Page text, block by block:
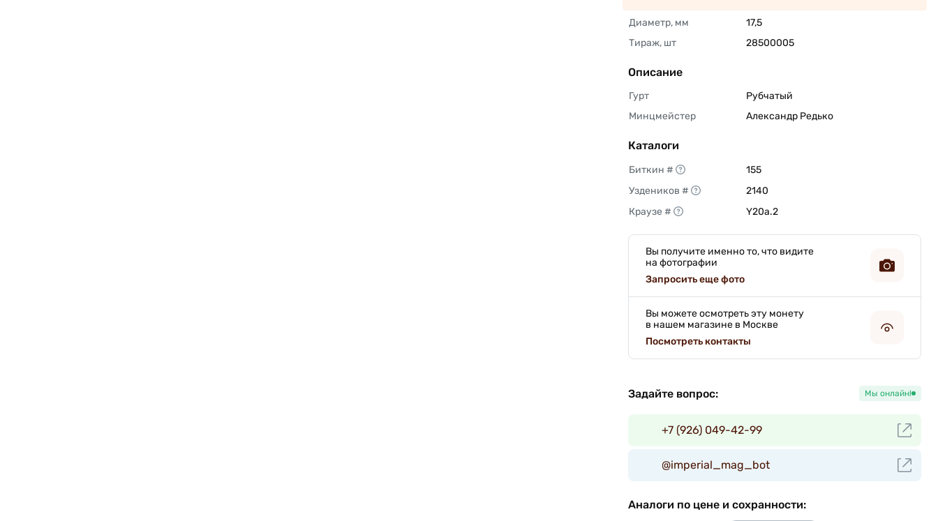
Диаметр, мм
17,5
Тираж, шт
28500005
Описание
Гурт
Рубчатый
Минцмейстер
Александр Редько
Каталоги
Биткин #
155
Уздеников #
2140
Краузе #
Y20a.2
Вы получите именно то, что видите
на фотографии
Запросить еще фото
Вы можете осмотреть эту монету
в нашем магазине в Москве
Посмотреть контакты
Задайте вопрос: Мы онлайн!
+7 (926) 049-42-99
@imperial_mag_bot
Аналоги по цене и сохранности: